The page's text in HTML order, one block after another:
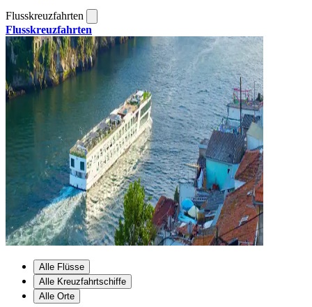
Flusskreuzfahrten
Flusskreuzfahrten
Alle Flüsse
Alle Kreuzfahrtschiffe
Alle Orte